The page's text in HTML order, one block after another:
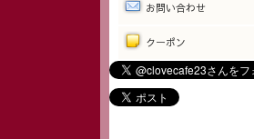
お問い合わせ
クーポン